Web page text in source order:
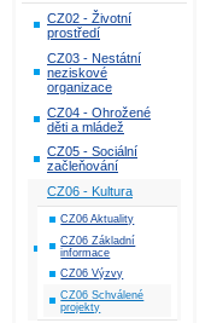
CZ02 - Životní
prostředí
CZ03 - Nestátní
neziskové
organizace
CZ04 - Ohrožené
děti a mládež
CZ05 - Sociální
začleňování
CZ06 - Kultura
CZ06 Aktuality
CZ06 Základní
informace
CZ06 Výzvy
CZ06 Schválené
projekty